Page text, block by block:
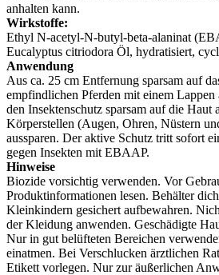
anhalten kann.
Wirkstoffe:
Ethyl N-acetyl-N-butyl-beta-alaninat
Eucalyptus citriodora Öl, hydratisiert,
Anwendung
Aus ca. 25 cm Entfernung sparsam auf
empfindlichen Pferden mit einem Lappen
den Insektenschutz sparsam auf die
Körperstellen (Augen, Ohren, Nüstern
aussparen. Der aktive Schutz tritt sofort
gegen Insekten mit EBAAP.
Hinweise
Biozide vorsichtig verwenden. Vor
Produktinformationen lesen. Behälter
Kleinkindern gesichert aufbewahren.
der Kleidung anwenden. Geschädigte
Nur in gut belüfteten Bereichen
einatmen. Bei Verschlucken ärztlichen
Etikett vorlegen. Nur zur äußerlichen